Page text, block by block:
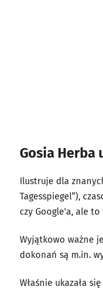
Gosia Herba
Ilustruje dla
Tagesspiegel”),
czy Google'a, ale
Wyjątkowo ważne
dokonań są m.in.
Właśnie ukazała